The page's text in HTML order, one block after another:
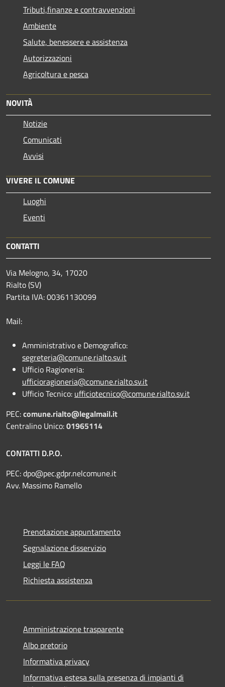
Tributi,finanze e contravvenzioni
Ambiente
Salute, benessere e assistenza
Autorizzazioni
Agricoltura e pesca
NOVITÀ
Notizie
Comunicati
Avvisi
VIVERE IL COMUNE
Luoghi
Eventi
CONTATTI
Via Melogno, 34, 17020
Rialto (SV)
Partita IVA: 00361130099
Mail:
Amministrativo e Demografico:
segreteria@comune.rialto.sv.it
Ufficio Ragioneria:
ufficioragioneria@comune.rialto.sv.it
Ufficio Tecnico: ufficiotecnico@comune.rialto.sv.it
PEC:comune.rialto@legalmail.it
Centralino Unico:01965114
CONTATTI D.P.O.
PEC:dpo@pec.gdpr.nelcomune.it
Avv. Massimo Ramello
Prenotazione appuntamento
Segnalazione disservizio
Leggi le FAQ
Richiesta assistenza
Amministrazione trasparente
Albo pretorio
Informativa privacy
Informativa estesa sulla presenza di impianti di